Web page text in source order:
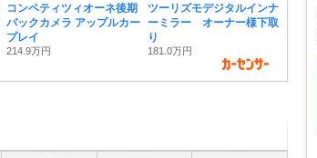
コンペティツィオーネ後期
バックカメラ アップルカー
プレイ
214.9万円
ツーリズモデジタルインナ
ーミラー オーナー様下取
り
181.0万円